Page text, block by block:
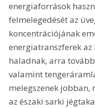
energiaforrások
felmelegedését az
koncentrációjának
energiatranszferek
haladnak, arra
valamint
melegszenek jobban,
az északi sarki